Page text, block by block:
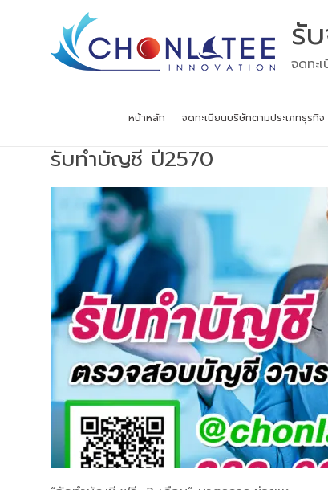
รั
จดทะ
หน้าหลัก จดทะเบียนบริษัทตามประเภทธุรกิจ
รับทำบัญชี ปี2570